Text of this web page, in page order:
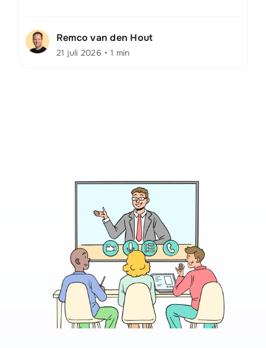
Remco van den Hout
21 juli 2026 • 1 min